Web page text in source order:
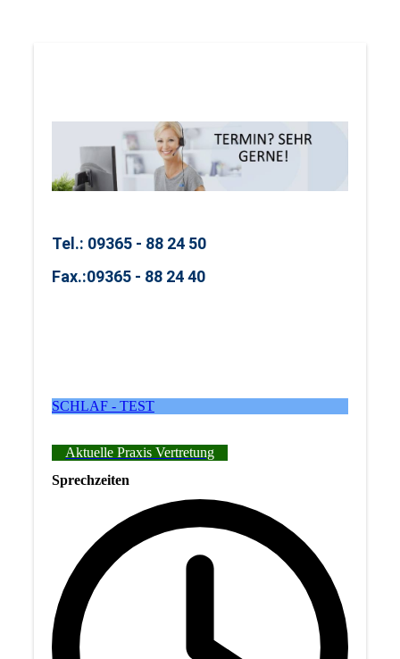
Tel.: 09365 - 88 24 50
Fax.:09365 - 88 24 40
SCHLAF - TEST
Aktuelle Praxis Vertretung
Sprechzeiten